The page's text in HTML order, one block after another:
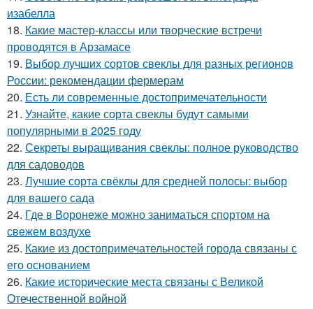
изабелла
18. Какие мастер-классы или творческие встречи
проводятся в Арзамасе
19. Выбор лучших сортов свеклы для разных регионов
России: рекомендации фермерам
20. Есть ли современные достопримечательности
21. Узнайте, какие сорта свеклы будут самыми
популярными в 2025 году
22. Секреты выращивания свеклы: полное руководство
для садоводов
23. Лучшие сорта свёклы для средней полосы: выбор
для вашего сада
24. Где в Воронеже можно заниматься спортом на
свежем воздухе
25. Какие из достопримечательностей города связаны с
его основанием
26. Какие исторические места связаны с Великой
Отечественной войной